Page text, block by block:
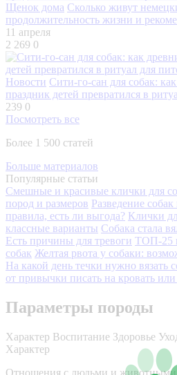
Щенок дома Сколько живут
продолжительность жизни и
11 апреля
2 269 0
Новости Сити-го-сан для собак:
праздник детей превратился в
239 0
Посмотреть все
Более 1 500 статей
Больше материалов
Популярные статьи
Смешные и красивые клички для
пород и размеров Разведение
правила, есть ли выгода? Клички
классные варианты Собака стала
Есть причины для тревоги ТОП-25
собак Желтая рвота у собаки:
На какой день течки нужно вязать
от привычки писать на кровать
Параметры породы
Характер Воспитание Здоровье
Характер
Отношения с людьми и животными,